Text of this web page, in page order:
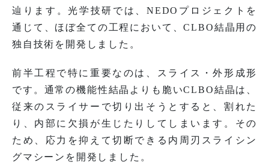
辿ります。光学技研では、NEDOプロジェクトを
通じて、ほぼ全ての工程において、CLBO結晶用の
独自技術を開発しました。
前半工程で特に重要なのは、スライス・外形成形
です。通常の機能性結晶よりも脆いCLBO結晶は、
従来のスライサーで切り出そうとすると、割れた
り、内部に欠損が生じたりしてしまいます。その
ため、応力を抑えて切断できる内周刃スライシン
グマシーンを開発しました。